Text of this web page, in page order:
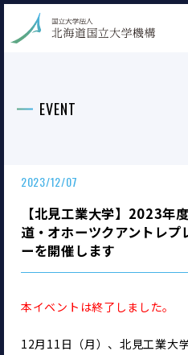
EVENT
2023/12/07
【北見工業大学】2023年
道・オホーツクアントレ
ーを開催します
本イベントは終了しました。
12月11日（月）、北見工業大